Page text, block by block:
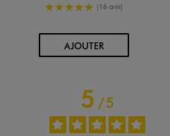
5/5 de moyenne
(16 avis)
AJOUTERAU PANIER
5/5